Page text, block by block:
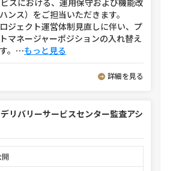
スにおける、運用保守および機能改
ンス）をご担当いただきます。
ジェクト運営体制見直しに伴い、プ
マネージャーポジションの入れ替え
。 ⋯もっと見る
詳細を見る
リバリーサービスセンター監査アシ